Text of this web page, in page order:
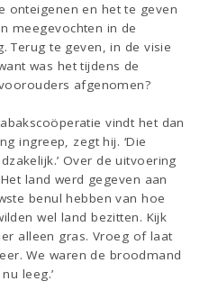
onteigenen en het te geven
meegevochten in de
Terug te geven, in de visie
was het tijdens de
afgenomen?
vindt het dan
ingreep, zegt hij. ‘Die
Over de uitvoering
land werd gegeven aan
benul hebben van hoe
wel land bezitten. Kijk
alleen gras. Vroeg of laat
We waren de broodmand
leeg.’